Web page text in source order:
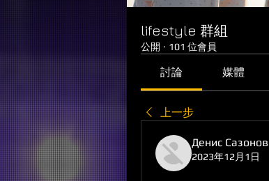
lifestyle 群組
公開 · 101 位會員
討論 媒體
上一步
Денис Сазонов
2023年12月1日